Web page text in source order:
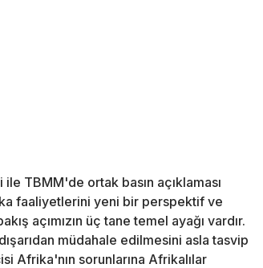
TBMM'de ortak basın açıklaması
faaliyetlerini yeni bir perspektif ve
açımızın üç tane temel ayağı vardır.
müdahale edilmesini asla tasvip
Afrika'nın sorunlarına Afrikalılar